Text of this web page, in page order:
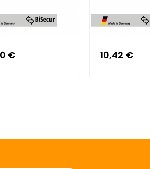
€ 10,42 €